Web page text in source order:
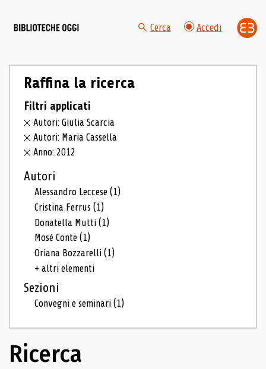
Cerca Accedi
Raffina la ricerca
Filtri applicati
Autori: Giulia Scarcia
Autori: Maria Cassella
Anno: 2012
Autori
Alessandro Leccese(1)
Cristina Ferrus(1)
Donatella Mutti(1)
Mosé Conte(1)
Oriana Bozzarelli(1)
+ altri elementi
Sezioni
Convegni e seminari(1)
Ricerca